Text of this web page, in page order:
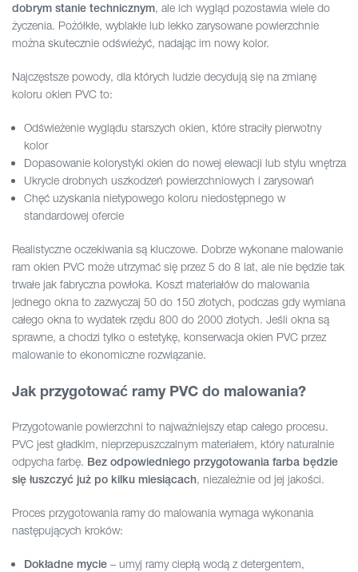
dobrym stanie technicznym, ale ich wygląd pozostawia wiele do
życzenia. Pożółkłe, wyblakłe lub lekko zarysowane powierzchnie
można skutecznie odświeżyć, nadając im nowy kolor.
Najczęstsze powody, dla których ludzie decydują się na zmianę
koloru okien PVC to:
Odświeżenie wyglądu starszych okien, które straciły pierwotny
kolor
Dopasowanie kolorystyki okien do nowej elewacji lub stylu wnętrza
Ukrycie drobnych uszkodzeń powierzchniowych i zarysowań
Chęć uzyskania nietypowego koloru niedostępnego w
standardowej ofercie
Realistyczne oczekiwania są kluczowe. Dobrze wykonane malowanie
ram okien PVC może utrzymać się przez 5 do 8 lat, ale nie będzie tak
trwałe jak fabryczna powłoka. Koszt materiałów do malowania
jednego okna to zazwyczaj 50 do 150 złotych, podczas gdy wymiana
całego okna to wydatek rzędu 800 do 2000 złotych. Jeśli okna są
sprawne, a chodzi tylko o estetykę, konserwacja okien PVC przez
malowanie to ekonomiczne rozwiązanie.
Jak przygotować ramy PVC do malowania?
Przygotowanie powierzchni to najważniejszy etap całego procesu.
PVC jest gładkim, nieprzepuszczalnym materiałem, który naturalnie
odpycha farbę. Bez odpowiedniego przygotowania farba będzie
się łuszczyć już po kilku miesiącach, niezależnie od jej jakości.
Proces przygotowania ramy do malowania wymaga wykonania
następujących kroków:
Dokładne mycie – umyj ramy ciepłą wodą z detergentem,